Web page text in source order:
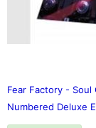
Fear Factory -
Numbered Deluxe